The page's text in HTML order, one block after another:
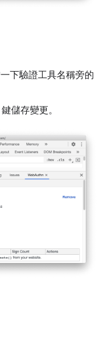
下驗證工具名稱旁的
鍵儲存變更。